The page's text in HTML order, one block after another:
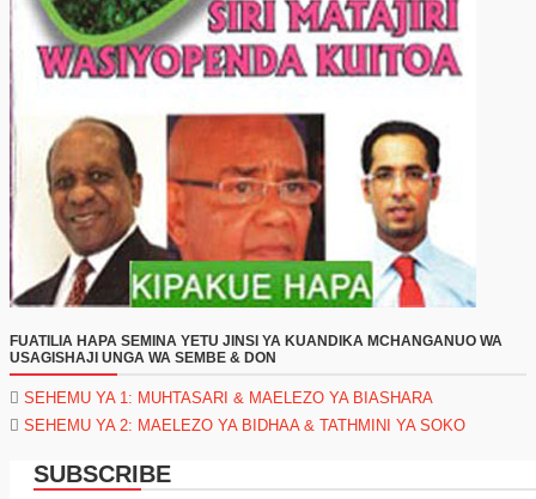
FUATILIA HAPA SEMINA YETU JINSI YA KUANDIKA MCHANGANUO WA
USAGISHAJI UNGA WA SEMBE & DON
SEHEMU YA 1: MUHTASARI & MAELEZO YA BIASHARA
SEHEMU YA 2: MAELEZO YA BIDHAA & TATHMINI YA SOKO
SUBSCRIBE